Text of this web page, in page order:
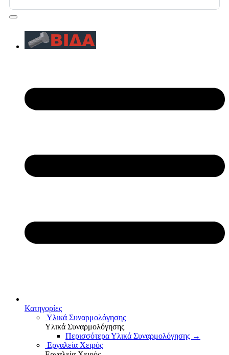
Κατηγορίες
Υλικά Συναρμολόγησης
Υλικά Συναρμολόγησης
Περισσότερα Υλικά Συναρμολόγησης →
Εργαλεία Χειρός